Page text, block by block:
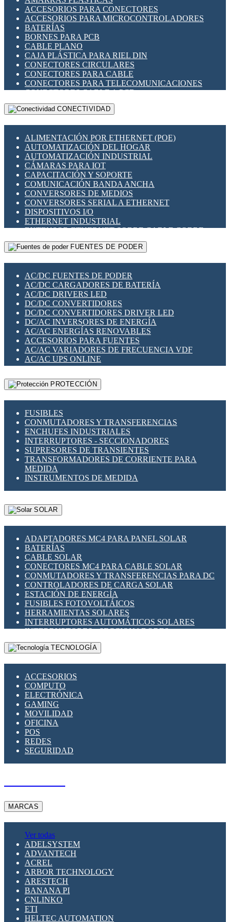
INDICADORES PARA PANEL
INTERFACES DE RELÉ
INTERRUPTORES FIN DE CARRERA
LLAVES CONMUTADORAS
MEDIDORES DE ENERGÍA Y TC'S DE CORRIENTE
MOTORES PASO A PASO
PANTALLAS HMI
PLC -CONTROLADORES LÓGICO PROGRAMABLES
PROGRAMADORES DE HORARIO
RELÉS DE PROTECCIÓN
SENSORES CAPACITIVOS
SENSORES INDUCTIVOS
TEMPORIZADORES
VARIACS
VARIADORES DE FRECUENCIA [VDF]
SECCIONADORES - INTERRUPTORES
MAQUINARIA
ACCESORIOS PARA CONECTORES
ACCESORIOS PARA MICROCONTROLADORES
BATERÍAS
BORNES PARA PCB
CABLE PLANO
CAJA PLÁSTICA PARA RIEL DIN
CONECTORES CIRCULARES
CONECTORES PARA CABLE
CONECTORES PARA TELECOMUNICACIONES
CONECTORES CABLE A PCB
CONECTORES PCB A CABLE
DIP SWITCHES
HERRAMIENTAS VARIAS
ILUMINACIÓN LED
INTERRUPTORES REED
INTERFACES DE RELÉ
OTROS RELÉS
PROTECCIÓN TÉRMICA
RELÉS AUTOMOTRICES
RELÉS DE SEÑAL
RELÉS DE ESTADO SÓLIDO SSR
RELÉS INDUSTRIALES
RELÉS MINIATURA DE POTENCIA
SENSORES MAGNÉTICOS
SWITCH Y MICROSWITCH
TARJETAS PI
UNIÓN Y DERIVACIÓN DE CABLE
CONECTIVIDAD
ALIMENTACIÓN POR ETHERNET (POE)
AUTOMATIZACIÓN DEL HOGAR
AUTOMATIZACIÓN INDUSTRIAL
CÁMARAS PARA IOT
CAPACITACIÓN Y SOPORTE
COMUNICACIÓN BANDA ANCHA
CONVERSORES DE MEDIOS
CONVERSORES SERIAL A ETHERNET
DISPOSITIVOS I/O
ETHERNET INDUSTRIAL
EXTENSOR ETHERNET SOBRE CABLE COBRE
GATEWAY LORAWAN
GESTIÓN DE REDES
PLACAS MODULARES IOT
SWITCHES Y REDES WIFI
SOLUCIONES IOT
SOLUCIONES LORAWAN
SOLUCIONES RED CELULAR
SEGURIDAD PARA REDES
SWITCHES LAN
TELEFONÍA IP (VOIP)
VIGILANCIA IP (CCTV)
MESHTASTIC
FUENTES DE PODER
AC/DC FUENTES DE PODER
AC/DC CARGADORES DE BATERÍA
AC/DC DRIVERS LED
DC/DC CONVERTIDORES
DC/DC CONVERTIDORES DRIVER LED
DC/AC INVERSORES DE ENERGÍA
AC/AC ENERGÍAS RENOVABLES
ACCESORIOS PARA FUENTES
AC/AC VARIADORES DE FRECUENCIA VDF
AC/AC UPS ONLINE
PROTECCIÓN
FUSIBLES
CONMUTADORES Y TRANSFERENCIAS
ENCHUFES INDUSTRIALES
INTERRUPTORES - SECCIONADORES
SUPRESORES DE TRANSIENTES
TRANSFORMADORES DE CORRIENTE PARA
MEDIDA
INSTRUMENTOS DE MEDIDA
SOLAR
ADAPTADORES MC4 PARA PANEL SOLAR
BATERÍAS
CABLE SOLAR
CONECTORES MC4 PARA CABLE SOLAR
CONMUTADORES Y TRANSFERENCIAS PARA DC
CONTROLADORES DE CARGA SOLAR
ESTACIÓN DE ENERGÍA
FUSIBLES FOTOVOLTÁICOS
HERRAMIENTAS SOLARES
INTERRUPTORES AUTOMÁTICOS SOLARES
INTERRUPTORES - SECCIONADORES
FOTOVOLTÁICOS
MONTAJE PANEL SOLAR
SUPRESOR DE TRANSIENTES SPDS PARA
APLICACIONES FOTOVOLTAICAS
TECNOLOGÍA
ACCESORIOS
COMPUTO
ELECTRÓNICA
GAMING
MOVILIDAD
OFICINA
POS
REDES
SEGURIDAD
MARCAS
Ver todas
ADELSYSTEM
ADVANTECH
ACREL
ARBOR TECHNOLOGY
ARESTECH
BANANA PI
CNLINKO
ETI
HELTEC AUTOMATION